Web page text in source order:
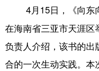
4月15日，《向东
在海南省三亚市天涯
负责人介绍，该书的
合的一次生动实践。